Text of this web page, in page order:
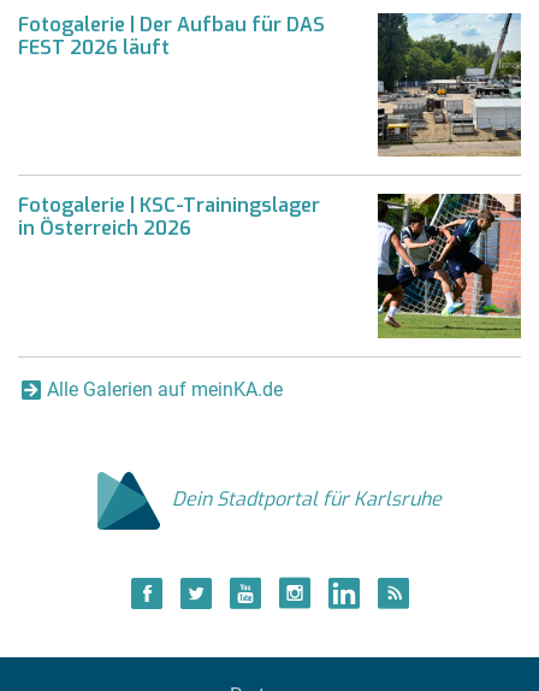
Fotogalerie | Der Aufbau für DAS
FEST 2026 läuft
Fotogalerie | KSC-Trainingslager
in Österreich 2026
Alle Galerien auf meinKA.de
Dein Stadtportal für Karlsruhe